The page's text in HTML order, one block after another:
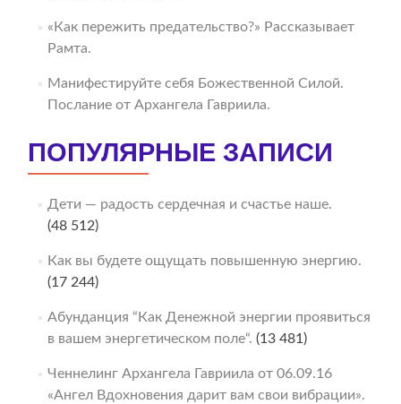
«Как пережить предательство?» Рассказывает
Рамта.
Манифестируйте себя Божественной Силой.
Послание от Архангела Гавриила.
ПОПУЛЯРНЫЕ ЗАПИСИ
Дети — радость сердечная и счастье наше.
(48 512)
Как вы будете ощущать повышенную энергию.
(17 244)
Абунданция “Как Денежной энергии проявиться
в вашем энергетическом поле“. (13 481)
Ченнелинг Архангела Гавриила от 06.09.16
«Ангел Вдохновения дарит вам свои вибрации».